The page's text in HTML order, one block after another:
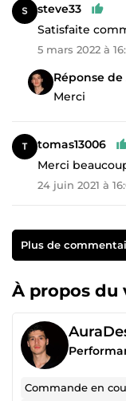
steve33
Satisfaite
5 mars 2022 à
Réponse
Merci
tomas13006
Merci
24 juin 2021 à
Plus de
À propos du
Commande en